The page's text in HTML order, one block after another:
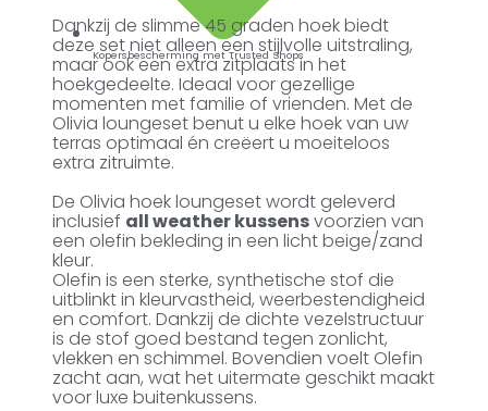
Kopersbescherming met Trusted Shops
Dankzij de slimme 45 graden hoek biedt
deze set niet alleen een stijlvolle uitstraling,
maar ook een extra zitplaats in het
hoekgedeelte. Ideaal voor gezellige
momenten met familie of vrienden. Met de
Olivia loungeset benut u elke hoek van uw
terras optimaal én creëert u moeiteloos
extra zitruimte.
De Olivia hoek loungeset wordt geleverd
inclusief all weather kussensvoorzien van
een olefin bekleding in een licht beige/zand
kleur.
Olefin is een sterke, synthetische stof die
uitblinkt in kleurvastheid, weerbestendigheid
en comfort. Dankzij de dichte vezelstructuur
is de stof goed bestand tegen zonlicht,
vlekken en schimmel. Bovendien voelt Olefin
zacht aan, wat het uitermate geschikt maakt
voor luxe buitenkussens.